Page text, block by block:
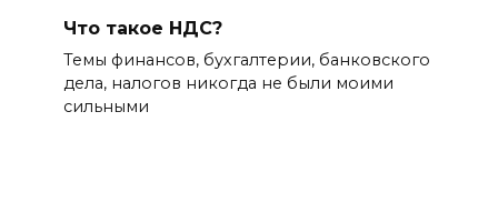
Что такое НДС?
Темы финансов, бухгалтерии, банковского
дела, налогов никогда не были моими
сильными